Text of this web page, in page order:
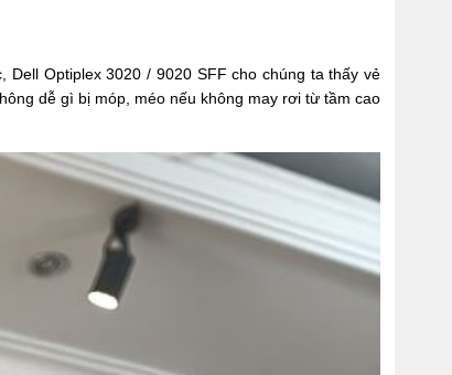
Optiplex 3020 / 9020 SFF cho chúng ta thấy vẻ
dễ gì bị móp, méo nếu không may rơi từ tầm cao